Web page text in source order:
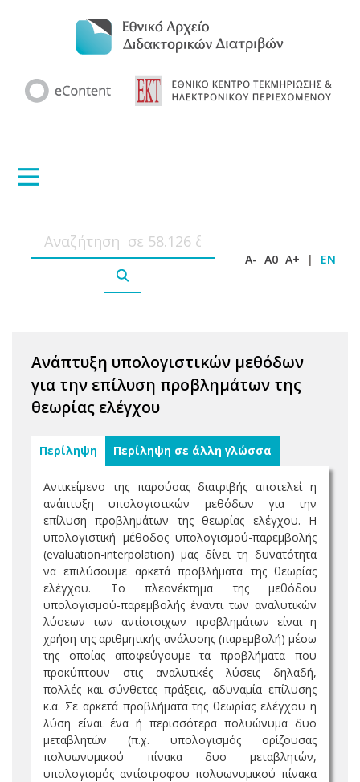
A- A0 A+ | EN
Ανάπτυξη υπολογιστικών μεθόδων
για την επίλυση προβλημάτων της
θεωρίας ελέγχου
Περίληψη Περίληψη σε άλλη γλώσσα
Αντικείμενο της παρούσας διατριβής αποτελεί η
ανάπτυξη υπολογιστικών μεθόδων για την
επίλυση προβλημάτων της θεωρίας ελέγχου. Η
υπολογιστική μέθοδος υπολογισμού-παρεμβολής
(evaluation-interpolation) μας δίνει τη δυνατότητα
να επιλύσουμε αρκετά προβλήματα της θεωρίας
ελέγχου. Το πλεονέκτημα της μεθόδου
υπολογισμού-παρεμβολής έναντι των αναλυτικών
λύσεων των αντίστοιχων προβλημάτων είναι η
χρήση της αριθμητικής ανάλυσης (παρεμβολή) μέσω
της οποίας αποφεύγουμε τα προβλήματα που
προκύπτουν στις αναλυτικές λύσεις δηλαδή,
πολλές και σύνθετες πράξεις, αδυναμία επίλυσης
κ.α. Σε αρκετά προβλήματα της θεωρίας ελέγχου η
λύση είναι ένα ή περισσότερα πολυώνυμα δυο
μεταβλητών (π.χ. υπολογισμός ορίζουσας
πολυωνυμικού πίνακα δυο μεταβλητών,
υπολογισμός αντίστροφου πολυωνυμικού πίνακα